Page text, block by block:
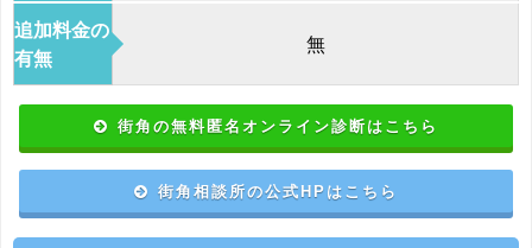
追加料金の
有無
無
街角の無料匿名オンライン診断はこちら
街角相談所の公式HPはこちら